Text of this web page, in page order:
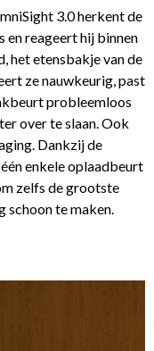
3.0 herkent de
reageert hij binnen
het etensbakje van de
ze nauwkeurig, past
probleemloos
over te slaan. Ook
Dankzij de
enkele oplaadbeurt
zelfs de grootste
schoon te maken.